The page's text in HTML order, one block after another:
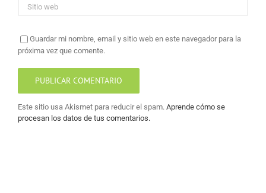
Guardar mi nombre, email y sitio web en este navegador para la
próxima vez que comente.
Este sitio usa Akismet para reducir el spam. Aprende cómo se
procesan los datos de tus comentarios.